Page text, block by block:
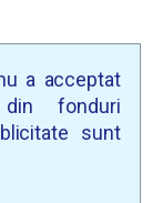
a acceptat
fonduri
sunt